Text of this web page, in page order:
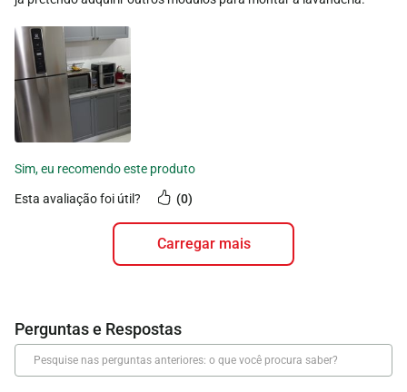
esta avaliação foi útil? 0
carregar mais